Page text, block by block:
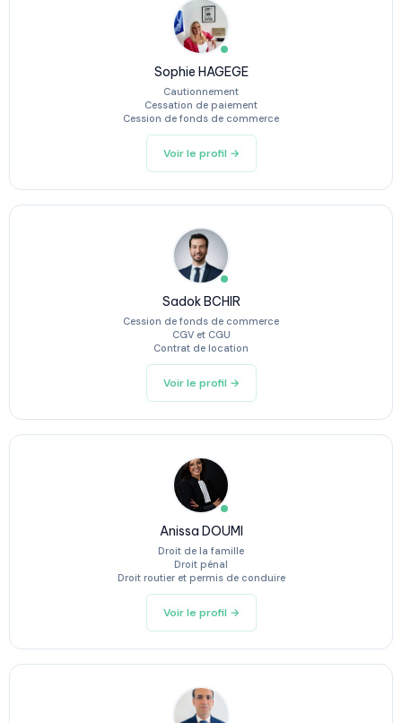
Sophie HAGEGE
Cautionnement
Cessation de paiement
Cession de fonds de commerce
Voir le profil →
Sadok BCHIR
Cession de fonds de commerce
CGV et CGU
Contrat de location
Voir le profil →
Anissa DOUMI
Droit de la famille
Droit pénal
Droit routier et permis de conduire
Voir le profil →